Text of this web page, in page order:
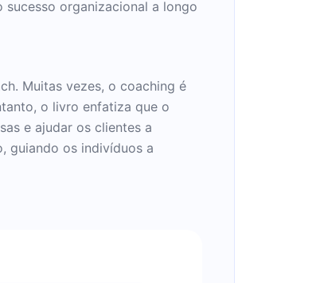
organizacional a longo
Muitas vezes, o coaching é
o livro enfatiza que o
e ajudar os clientes a
guiando os indivíduos a